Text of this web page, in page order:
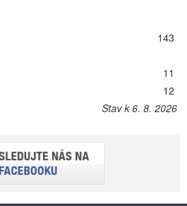
143
11
12
Stav k 6. 8. 2026